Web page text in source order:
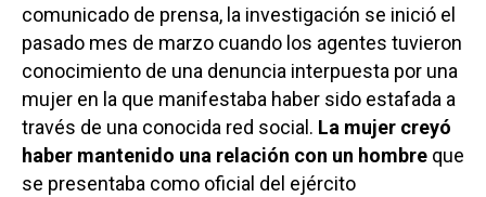
comunicado de prensa, la investigación se inició el
pasado mes de marzo cuando los agentes tuvieron
conocimiento de una denuncia interpuesta por una
mujer en la que manifestaba haber sido estafada a
través de una conocida red social. La mujer creyó
haber mantenido una relación con un hombre que
se presentaba como oficial del ejército